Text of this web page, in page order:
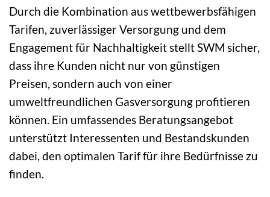
Durch die Kombination aus wettbewerbsfähigen
Tarifen, zuverlässiger Versorgung und dem
Engagement für Nachhaltigkeit stellt SWM sicher,
dass ihre Kunden nicht nur von günstigen
Preisen, sondern auch von einer
umweltfreundlichen Gasversorgung profitieren
können. Ein umfassendes Beratungsangebot
unterstützt Interessenten und Bestandskunden
dabei, den optimalen Tarif für ihre Bedürfnisse zu
finden.